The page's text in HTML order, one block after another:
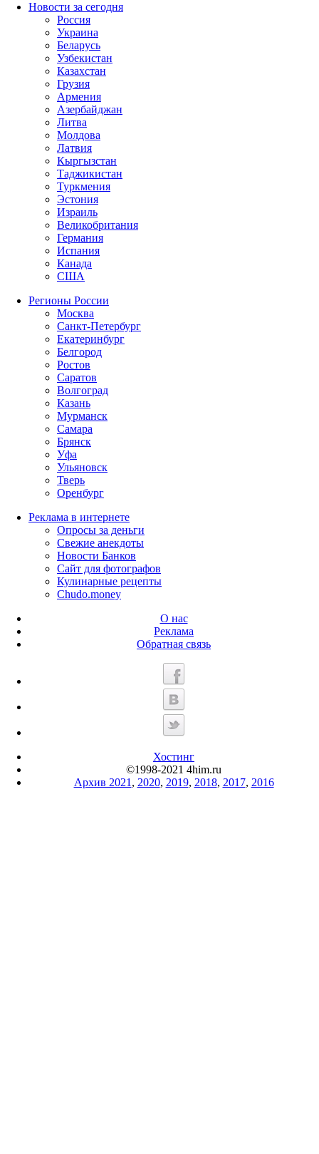
Новости за сегодня
Россия
Украина
Беларусь
Узбекистан
Казахстан
Грузия
Армения
Азербайджан
Литва
Молдова
Латвия
Кыргызстан
Таджикистан
Туркмения
Эстония
Израиль
Великобритания
Германия
Испания
Канада
США
Регионы России
Москва
Санкт-Петербург
Екатеринбург
Белгород
Ростов
Саратов
Волгоград
Казань
Мурманск
Самара
Брянск
Уфа
Ульяновск
Тверь
Оренбург
Реклама в интернете
Опросы за деньги
Свежие анекдоты
Новости Банков
Сайт для фотографов
Кулинарные рецепты
Chudo.money
О нас
Реклама
Обратная связь
Хостинг
©1998-2021 4him.ru
Архив 2021 , 2020, 2019, 2018, 2017, 2016